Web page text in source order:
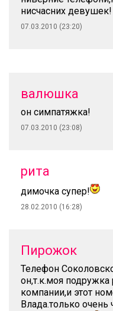
нисчасних девушек!
07.03.2010 (23:20)
валюшка
он симпатяжка!
07.03.2010 (23:08)
рита
димочка супер!
28.02.2010 (16:28)
Пирожок
Телефон
он,т.к.моя подружка
компании,и этот
Влада.только очень